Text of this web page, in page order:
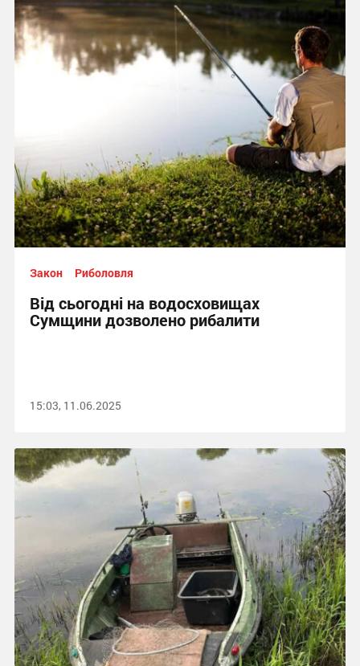
Закон Риболовля
Від сьогодні на водосховищах
Сумщини дозволено рибалити
15:03, 11.06.2025